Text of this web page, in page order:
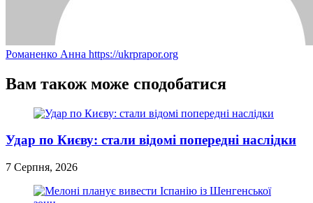
Романенко Анна https://ukrprapor.org
Вам також може сподобатися
Удар по Києву: стали відомі попередні наслідки
7 Серпня, 2026